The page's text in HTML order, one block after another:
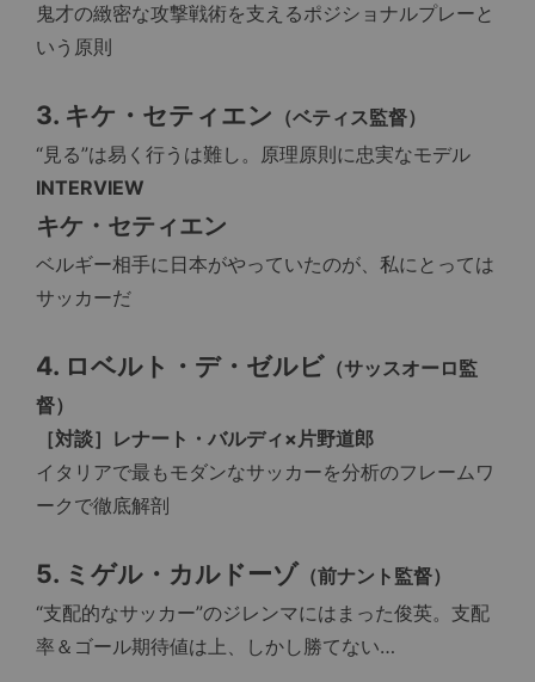
鬼才の緻密な攻撃戦術を支えるポジショナルプレーと
いう原則
3. キケ・セティエン （ベティス監督）
“見る”は易く行うは難し。原理原則に忠実なモデル
INTERVIEW
キケ・セティエン
ベルギー相手に日本がやっていたのが、私にとっては
サッカーだ
4. ロベルト・デ・ゼルビ （サッスオーロ監
督）
［対談］レナート・バルディ×片野道郎
イタリアで最もモダンなサッカーを分析のフレームワ
ークで徹底解剖
5. ミゲル・カルドーゾ （前ナント監督）
“支配的なサッカー”のジレンマにはまった俊英。支配
率＆ゴール期待値は上、しかし勝てない…